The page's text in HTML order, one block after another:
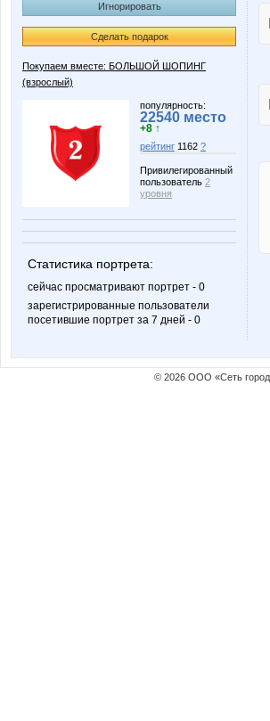
Игнорировать
Сделать подарок
Покупаем вместе: БОЛЬШОЙ ШОПИНГ
(взрослый)
популярность:
22540 место
+8 ↑
рейтинг 1162 ?
Привилегированный
пользователь 2
уровня
Статистика портрета:
сейчас просматривают портрет - 0
зарегистрированные пользователи
посетившие портрет за 7 дней - 0
© 2026 ООО «Сеть